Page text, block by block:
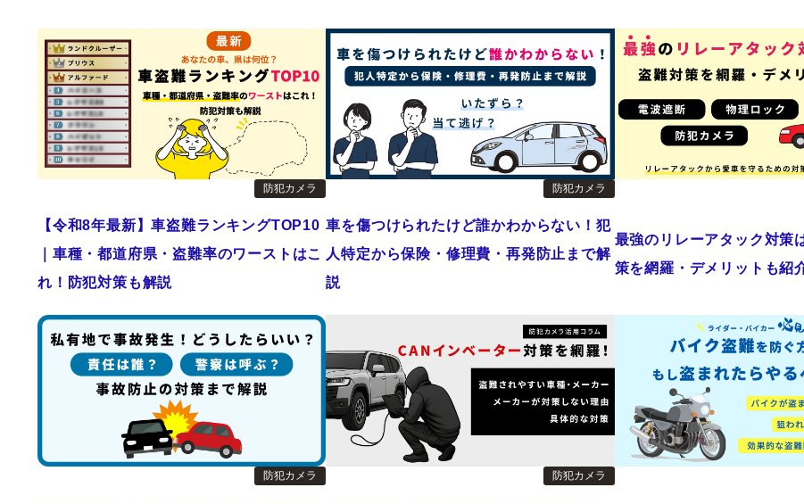
防犯カメラ
【令和8年最新】車盗難ランキングTOP10
｜車種・都道府県・盗難率のワーストはこ
れ！防犯対策も解説
防犯カメラ
車を傷つけられたけど誰かわからない！犯
人特定から保険・修理費・再発防止まで解
説
最強のリレーアタック対策
策を網羅・デメリットも紹
防犯カメラ 防犯カメラ